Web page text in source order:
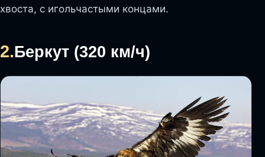
хвоста, с игольчастыми концами.
2.Беркут (320 км/ч)